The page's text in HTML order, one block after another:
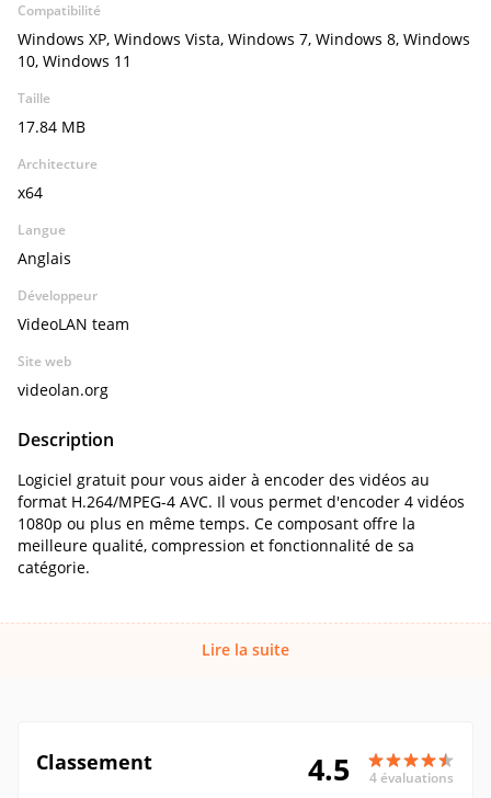
Compatibilité
Windows XP, Windows Vista, Windows 7, Windows 8, Windows
10, Windows 11
Taille
17.84 MB
Architecture
x64
Langue
Anglais
Développeur
VideoLAN team
Site web
videolan.org
Description
Logiciel gratuit pour vous aider à encoder des vidéos au
format H.264/MPEG-4 AVC. Il vous permet d'encoder 4 vidéos
1080p ou plus en même temps. Ce composant offre la
meilleure qualité, compression et fonctionnalité de sa
catégorie.
Lire la suite
Classement 4.5 4 évaluations